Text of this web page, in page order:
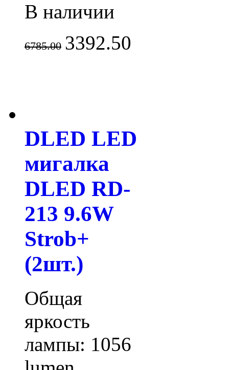
В наличии
6785.00 3392.50
DLED LED
мигалка
DLED RD-
213 9.6W
Strob+
(2шт.)
Общая
яркость
лампы: 1056